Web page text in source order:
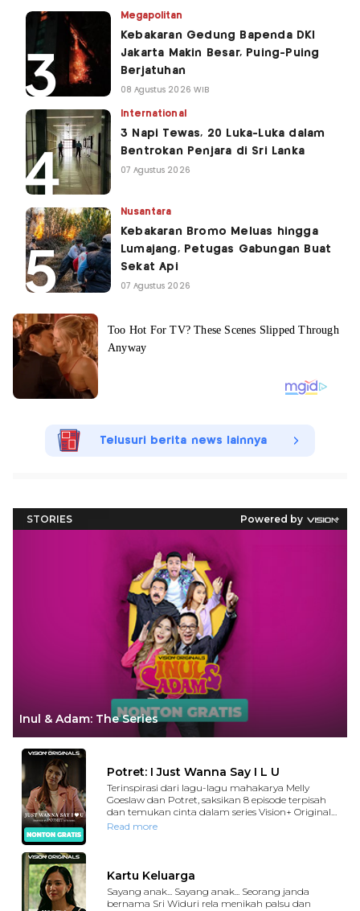
Megapolitan
Kebakaran Gedung Bapenda DKI
Jakarta Makin Besar, Puing-Puing
Berjatuhan
08 Agustus 2026 WIB
International
3 Napi Tewas, 20 Luka-Luka dalam
Bentrokan Penjara di Sri Lanka
07 Agustus 2026
Nusantara
Kebakaran Bromo Meluas hingga
Lumajang, Petugas Gabungan Buat
Sekat Api
07 Agustus 2026
Telusuri berita news lainnya